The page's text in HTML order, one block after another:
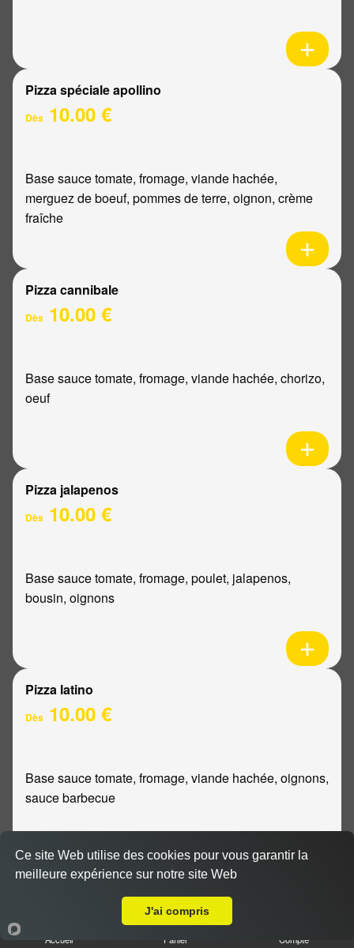
Pizza spéciale apollino
Dès 10.00 €
Base sauce tomate, fromage, viande hachée,
merguez de boeuf, pommes de terre, oignon, crème
fraîche
Pizza cannibale
Dès 10.00 €
Base sauce tomate, fromage, viande hachée, chorizo,
oeuf
Pizza jalapenos
Dès 10.00 €
Base sauce tomate, fromage, poulet, jalapenos,
bousin, oignons
Pizza latino
Dès 10.00 €
Base sauce tomate, fromage, viande hachée, oignons,
sauce barbecue
Accueil Panier Compte
Ce site Web utilise des cookies pour vous garantir la
meilleure expérience sur notre site Web
J'ai compris